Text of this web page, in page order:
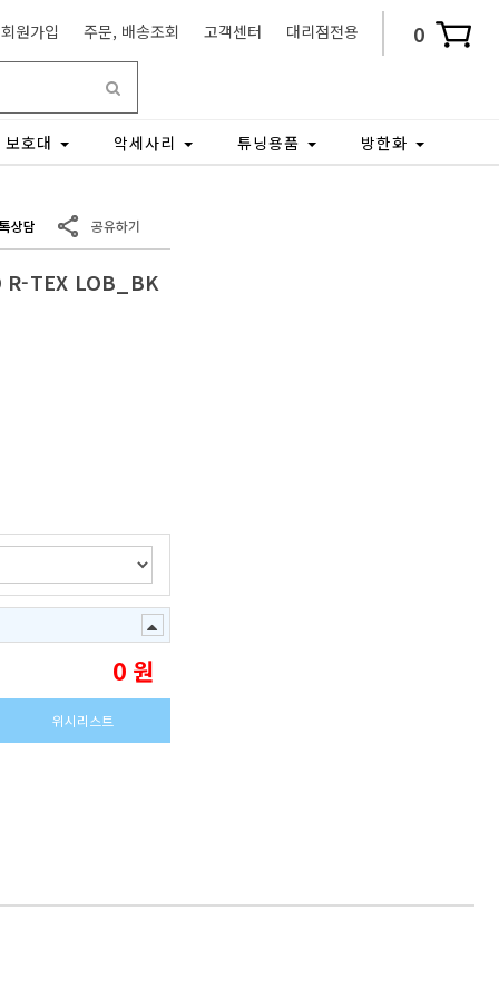
0
회원가입 주문, 배송조회 고객센터 대리점전용
보호대 악세사리 튜닝용품
방한화
R-TEX LOB_BK
0원
위시리스트